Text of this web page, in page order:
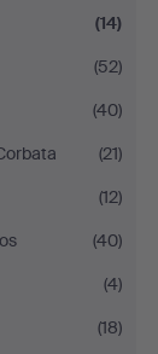
(14)
(52)
(40)
(21)
(12)
(40)
(4)
(18)